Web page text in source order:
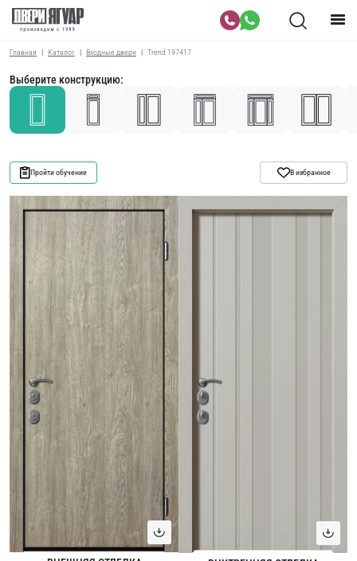
Главная Каталог Входные двери Trend 197417
Выберите конструкцию:
Пройти обучение В избранное